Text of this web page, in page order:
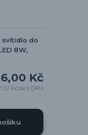
svítidlo do
8W,
Kč
Kč bez DPH